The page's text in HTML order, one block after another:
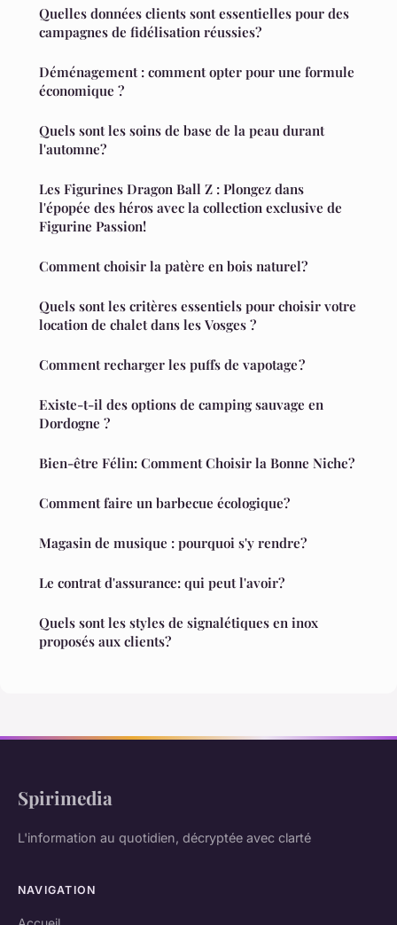
Quelles données clients sont essentielles pour des
campagnes de fidélisation réussies?
Déménagement : comment opter pour une formule
économique ?
Quels sont les soins de base de la peau durant
l'automne?
Les Figurines Dragon Ball Z : Plongez dans
l'épopée des héros avec la collection exclusive de
Figurine Passion!
Comment choisir la patère en bois naturel?
Quels sont les critères essentiels pour choisir votre
location de chalet dans les Vosges ?
Comment recharger les puffs de vapotage ?
Existe-t-il des options de camping sauvage en
Dordogne ?
Bien-être Félin: Comment Choisir la Bonne Niche?
Comment faire un barbecue écologique?
Magasin de musique : pourquoi s'y rendre?
Le contrat d'assurance: qui peut l'avoir?
Quels sont les styles de signalétiques en inox
proposés aux clients?
Spirimedia
L'information au quotidien, décryptée avec clarté
NAVIGATION